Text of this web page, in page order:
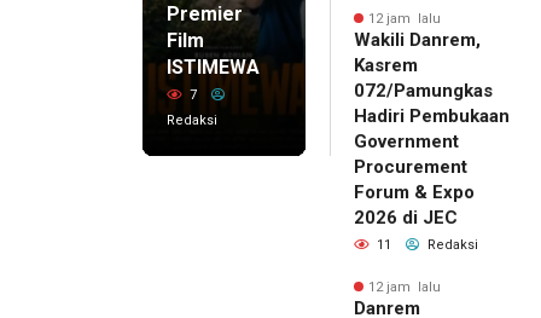
Premier
Film
ISTIMEWA
7
Redaksi
12 jam lalu
Wakili Danrem,
Kasrem
072/Pamungkas
Hadiri Pembukaan
Government
Procurement
Forum & Expo
2026 di JEC
11 Redaksi
12 jam lalu
Danrem